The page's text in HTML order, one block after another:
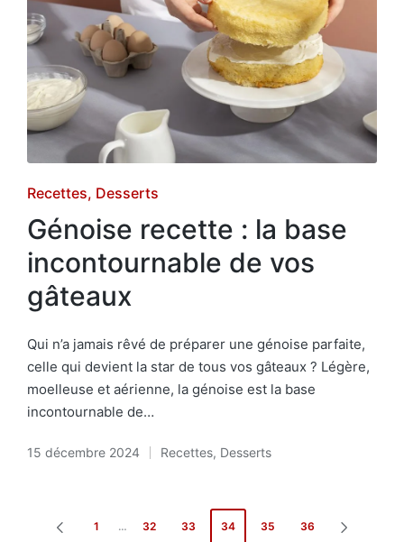
Posted
in
Recettes Desserts
Génoise recette : la base
incontournable de vos
gâteaux
Qui n’a jamais rêvé de préparer une génoise parfaite,
celle qui devient la star de tous vos gâteaux ? Légère,
moelleuse et aérienne, la génoise est la base
incontournable de…
15 décembre 2024
Posted
Recettes, Desserts
Pagination
PAGE
1 … 32 33 34 35 36